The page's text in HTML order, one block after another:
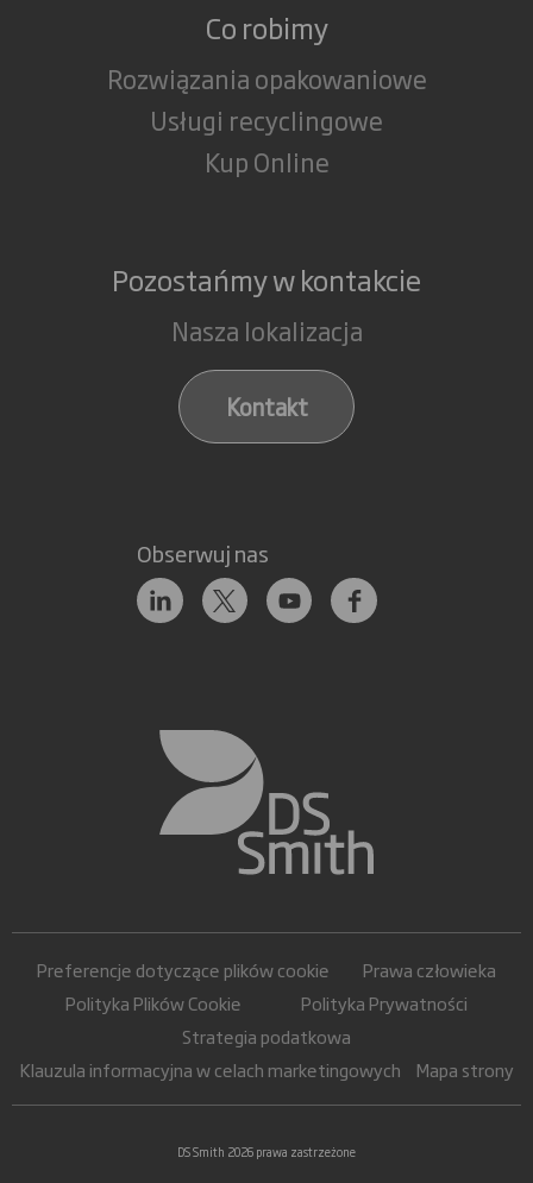
Co robimy
Rozwiązania opakowaniowe
Usługi recyclingowe
Kup Online
Pozostańmy w kontakcie
Nasza lokalizacja
Kontakt
Obserwuj nas
Preferencje dotyczące plików cookie
Prawa człowieka
Polityka Plików Cookie
Polityka Prywatności
Strategia podatkowa
Klauzula informacyjna w celach marketingowych
Mapa strony
DS Smith 2026 prawa zastrzeżone